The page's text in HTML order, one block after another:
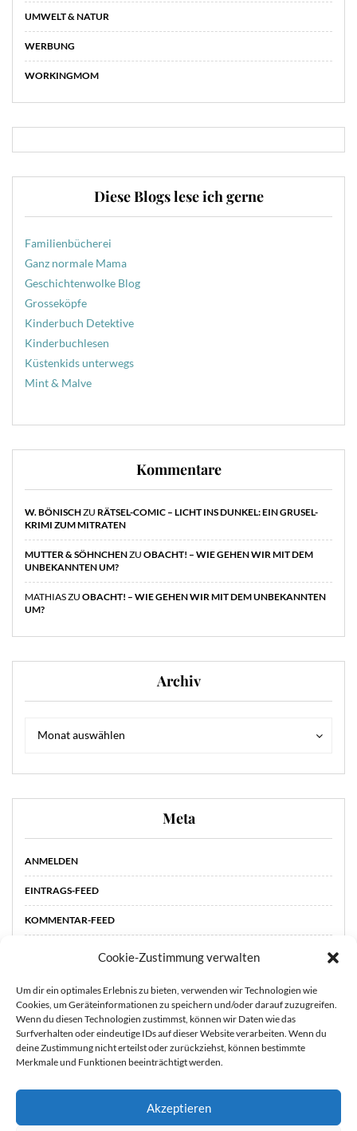
Cookie-Zustimmung verwalten
Um dir ein optimales Erlebnis zu bieten, verwenden wir Technologien wie
Cookies, um Geräteinformationen zu speichern und/oder darauf zuzugreifen.
Wenn du diesen Technologien zustimmst, können wir Daten wie das
Surfverhalten oder eindeutige IDs auf dieser Website verarbeiten. Wenn du
deine Zustimmung nicht erteilst oder zurückziehst, können bestimmte
Merkmale und Funktionen beeinträchtigt werden.
Akzeptieren
UMWELT & NATUR
WERBUNG
WORKINGMOM
Diese Blogs lese ich gerne
Familienbücherei
Ganz normale Mama
Geschichtenwolke Blog
Grosseköpfe
Kinderbuch Detektive
Kinderbuchlesen
Küstenkids unterwegs
Mint & Malve
Kommentare
W. BÖNISCHZU RÄTSEL-COMIC – LICHT INS DUNKEL: EIN GRUSEL-
KRIMI ZUM MITRATEN
MUTTER & SÖHNCHENZU OBACHT! – WIE GEHEN WIR MIT DEM
UNBEKANNTEN UM?
MATHIASZU OBACHT! – WIE GEHEN WIR MIT DEM UNBEKANNTEN
UM?
Archiv
Monat auswählen
Meta
ANMELDEN
EINTRAGS-FEED
KOMMENTAR-FEED
STARTSEITE ÜBER